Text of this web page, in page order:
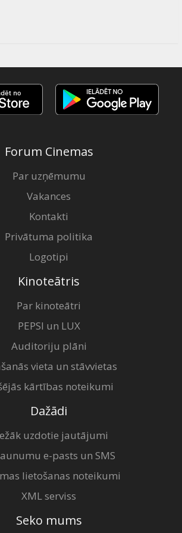
Forum Cinemas
Par uzņēmumu
Vakances
Kontakti
Privātuma politika
Logotipi
Kinoteātris
Par kinoteātri
PEPSI un LUX
Auditoriju plāni
vieta un stāvvietas
kārtības noteikumi
Dažādi
uzdotie jautājumi
e-pasts un SMS
lietošanas noteikumi
XML serviss
Seko mums